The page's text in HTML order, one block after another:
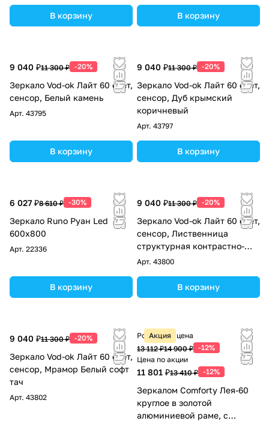
В корзину В корзину
9 040 ₽11 300 ₽ -20%
Зеркало Vod-ok Лайт 60 свет,
сенсор, Белый камень
Арт. 43795
В корзину
9 040 ₽11 300 ₽ -20%
Зеркало Vod-ok Лайт 60 свет,
сенсор, Дуб крымский
коричневый
Арт. 43797
В корзину
6 027 ₽8 610 ₽ -30%
Зеркало Runo Руан Led
600х800
Арт. 22336
В корзину
9 040 ₽11 300 ₽ -20%
Зеркало Vod-ok Лайт 60 свет,
сенсор, Лиственница
структурная контрастно-
серая
Арт. 43800
В корзину
9 040 ₽11 300 ₽ -20%
Зеркало Vod-ok Лайт 60 свет,
сенсор, Мрамор Белый софт
тач
Арт. 43802
Акция
Розничная цена
13 112 ₽14 900 ₽ -12%
Цена по акции
11 801 ₽13 410 ₽ -12%
Зеркалом Comforty Лея-60
круглое в золотой
алюминиевой раме, с